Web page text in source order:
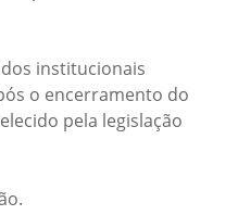
institucionais
o encerramento do
pela legislação